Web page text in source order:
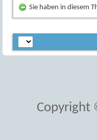
Sie haben in diesem
Copyright